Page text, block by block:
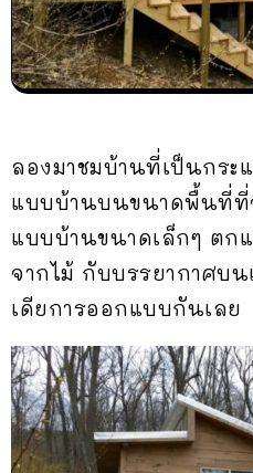
ลองมาชมบ้านที่เป็นกระ
แบบบ้านบนขนาดพื้นที่
แบบบ้านขนาดเล็กๆ ตก
จากไม้ กับบรรยากาศบน
เดียการออกแบบกันเลย